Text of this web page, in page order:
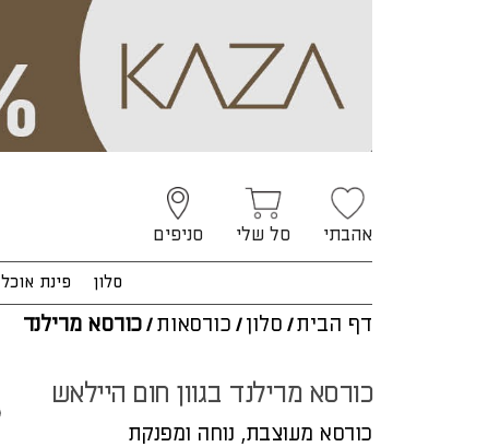
אהבתי סל שלי סניפים
סלון פינת אוכל
דף הבית/ סלון / כורסאות/כורסא מרילנד
כורסא מרילנד בגוון חום היילאש
כורסא מעוצבת, נוחה ומפנקת